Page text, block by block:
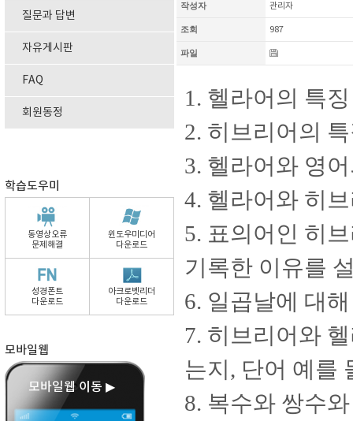
질문과 답변
자유게시판
FAQ
회원동정
학습도우미
동영상오류
문제해결
윈도우미디어
다운로드
성경폰트
다운로드
아크로벳리더
다운로드
모바일웹
모바일웹 이동 ▶
작성자 관리자
조회 987
파일
1. 헬라어의 특
2. 히브리어의
3. 헬라어와 영
4. 헬라어와 히
5. 표의어인 히
기록한 이유를
6. 일곱날에 대
7. 히브리어와
는지, 단어 예를
8. 복수와 쌍수